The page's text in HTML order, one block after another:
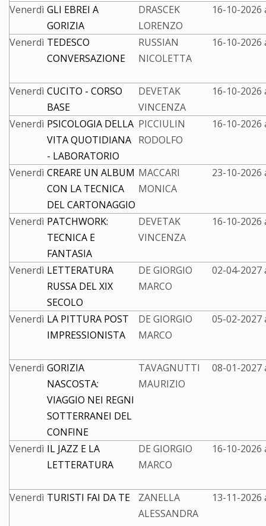
Venerdì GLI EBREI A
GORIZIA
DRASCEK
LORENZO
16-10-2026
Venerdì TEDESCO
CONVERSAZIONE
RUSSIAN
NICOLETTA
16-10-2026
Venerdì CUCITO - CORSO
BASE
DEVETAK
VINCENZA
16-10-2026
Venerdì PSICOLOGIA DELLA
VITA QUOTIDIANA
- LABORATORIO
PICCIULIN
RODOLFO
16-10-2026
Venerdì CREARE UN ALBUM
CON LA TECNICA
DEL CARTONAGGIO
MACCARI
MONICA
23-10-2026
Venerdì PATCHWORK:
TECNICA E
FANTASIA
DEVETAK
VINCENZA
16-10-2026
Venerdì LETTERATURA
RUSSA DEL XIX
SECOLO
DE GIORGIO
MARCO
02-04-2027
Venerdì LA PITTURA POST
IMPRESSIONISTA
DE GIORGIO
MARCO
05-02-2027
Venerdì GORIZIA
NASCOSTA:
VIAGGIO NEI REGNI
SOTTERRANEI DEL
CONFINE
TAVAGNUTTI
MAURIZIO
08-01-2027
Venerdì IL JAZZ E LA
LETTERATURA
DE GIORGIO
MARCO
16-10-2026
Venerdì TURISTI FAI DA TE
ZANELLA
ALESSANDRA
13-11-2026